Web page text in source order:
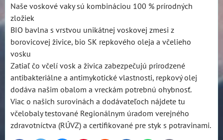
Naše voskové vaky sú kombináciou 100 % prírodných
zložiek
BIO bavlna s vrstvou unikátnej voskovej zmesi z
borovicovej živice, bio SK repkového oleja a včelieho
vosku
Zatiaľ čo včelí vosk a živica zabezpečujú prirodzené
antibakteriálne a antimykotické vlastnosti, repkový olej
dodáva našim obalom a vreckám potrebnú ohybnosť.
Viac o našich surovinách a dodávateľoch nájdete tu
včelobaly testované Regionálnym úradom verejného
zdravotníctva (RÚVZ) a certifikované pre styk s potravinami.